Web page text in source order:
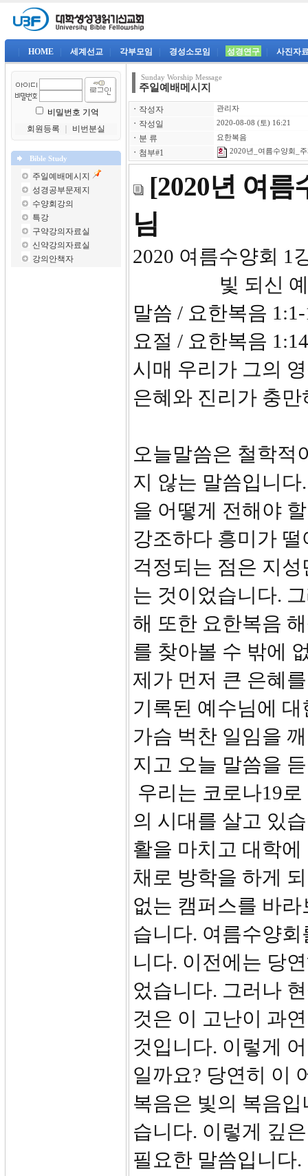
HOME 세계선교 각부모임 경성소모임 성경연구 사진자
비밀번호 기억
회원등록
비번분실
Bible Study
주일예배메시지
성경공부문제지
수양회강의
특강
구약강의자료실
신약강의자료실
강의안책자
Sunday Worship Message
주일예배메시지
ㆍ 작성자 관리자
ㆍ 작성일 2020-08-08 (토) 16:21
ㆍ 분 류 요한복음
ㆍ 첨부#1 2020년_여름수양회_
[2020년 여름
님
2020 여름수양회 1
빛 되신 예
말씀 / 요한복음
요절 / 요한복음
시매 우리가 그의
은혜와 진리가 충
오늘말씀은 철학적
지 않는 말씀입니
을 어떻게 전해야
강조하다 흥미가
걱정되는 점은 지
는 것이었습니다.
해 또한 요한복음
를 찾아볼 수 밖에
제가 먼저 큰 은혜
기록된 예수님에
가슴 벅찬 일임을
지고 오늘 말씀을
우리는 코로나19
의 시대를 살고 있
활을 마치고 대학
채로 방학을 하게
없는 캠퍼스를 바
습니다. 여름수양
니다. 이전에는 당
었습니다. 그러나
것은 이 고난이 과
것입니다. 이렇게
일까요? 당연히 이
복음은 빛의 복음
습니다. 이렇게 깊
필요한 말씀입니다